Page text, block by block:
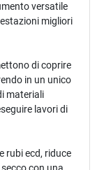
versatile
migliori
di coprire
in un unico
materiali
lavori di
rubi ecd, riduce